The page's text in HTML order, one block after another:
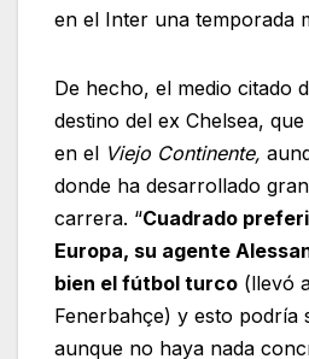
en el Inter una temporada
De hecho, el medio citado
destino del ex Chelsea,
en el Viejo Continente,
donde ha desarrollado
carrera. “Cuadrado
Europa, su agente
bien el fútbol turco (llevó
Fenerbahçe) y esto podría
aunque no haya nada